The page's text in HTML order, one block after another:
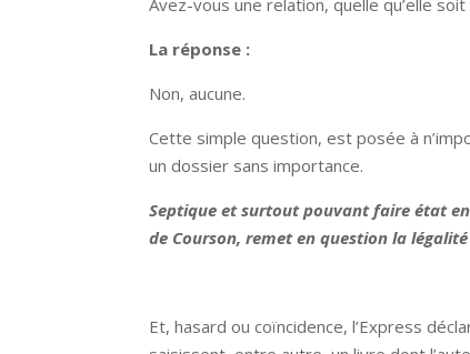
La réponse :
Non, aucune.
Cette simple question, est posée à
un dossier sans importance.
Septique et surtout pouvant faire état
de Courson, remet en question la
Et, hasard ou coïncidence, l’Express